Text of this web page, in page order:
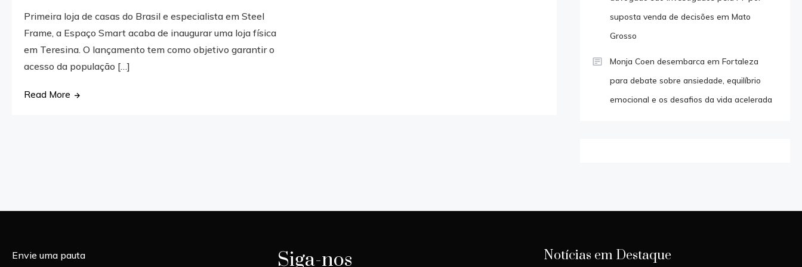
Primeira loja de casas do Brasil e especialista em Steel
Frame, a Espaço Smart acaba de inaugurar uma loja física
em Teresina. O lançamento tem como objetivo garantir o
acesso da população […]
Read More
suposta venda de decisões em Mato
Grosso
Monja Coen desembarca em Fortaleza
para debate sobre ansiedade, equilíbrio
emocional e os desafios da vida acelerada
Envie uma pauta
Siga-nos Notícias em Destaque